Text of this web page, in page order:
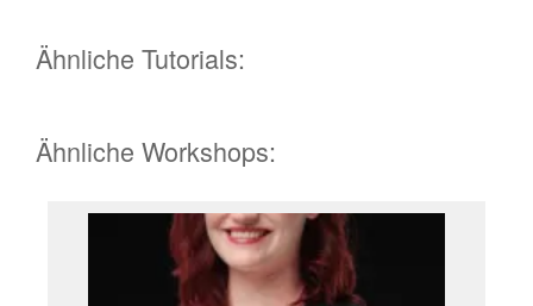
Ähnliche Tutorials:
Ähnliche Workshops: